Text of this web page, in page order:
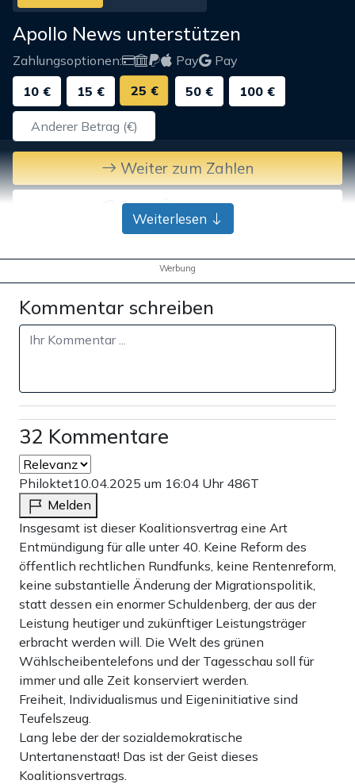
Apollo News unterstützen
Zahlungsoptionen: Pay
Pay
10 €
15 € 25 € 50 € 100 €
Weiter zum Zahlen
Bank-Überweisung
Weiterlesen
Werbung
Kommentar schreiben
32 Kommentare
Philoktet10.04.2025 um 16:04 Uhr 486T
Melden
Insgesamt ist dieser Koalitionsvertrag eine Art
Entmündigung für alle unter 40. Keine Reform des
öffentlich rechtlichen Rundfunks, keine Rentenreform,
keine substantielle Änderung der Migrationspolitik,
statt dessen ein enormer Schuldenberg, der aus der
Leistung heutiger und zukünftiger Leistungsträger
erbracht werden will. Die Welt des grünen
Wählscheibentelefons und der Tagesschau soll für
immer und alle Zeit konserviert werden.
Freiheit, Individualismus und Eigeninitiative sind
Teufelszeug.
Lang lebe der der sozialdemokratische
Untertanenstaat! Das ist der Geist dieses
Koalitionsvertrags.